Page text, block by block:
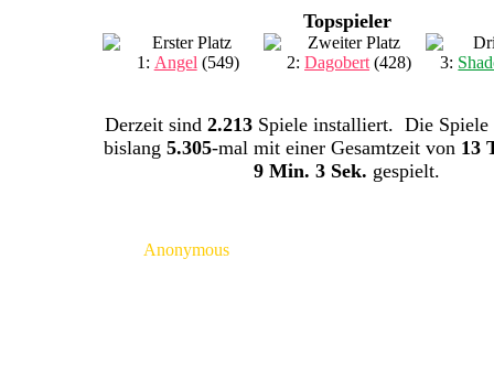
Topspieler
1: Angel (549) 2:Dagobert (428) 3:
Derzeit sind 2.213Spiele installiert. Die Spiele
bislang 5.305-mal mit einer Gesamtzeit von 13
9 Min. 3 Sek. gespielt.
Anonymous